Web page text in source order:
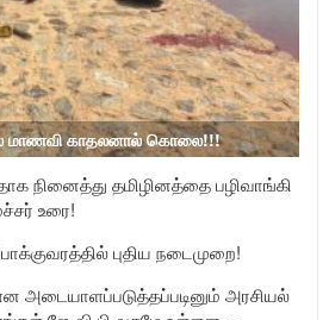
மாணவி காதலனால் கொலை!!!
நினைத்து தமிழினத்தை பழிவாங்கி
உரை!
புதிய நடைமுறை!
அடையாளப்படுத்தப்படினும் அரசியல்